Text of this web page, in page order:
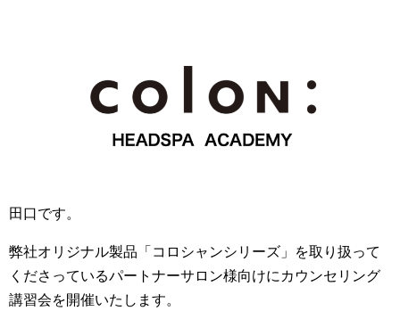
田口です。
弊社オリジナル製品「コロシャンシリーズ」を取り扱って
くださっているパートナーサロン様向けにカウンセリング
講習会を開催いたします。